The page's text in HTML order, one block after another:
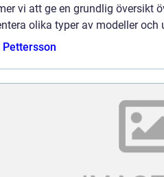
vi att ge en grundlig översikt
olika typer av modeller och